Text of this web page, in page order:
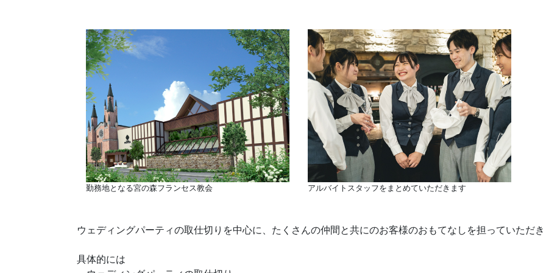
勤務地となる宮の森フランセス教会 アルバイトスタッフをまとめていただきます
ウェディングパーティの取仕切りを中心に、たくさんの仲間と共にのお客様のおもてなしを担っていただ
具体的には